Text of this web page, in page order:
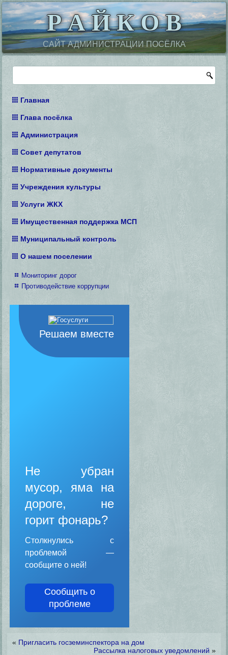
Р А Й К О В
САЙТ АДМИНИСТРАЦИИ ПОСЁЛКА
Главная
Глава посёлка
Администрация
Совет депутатов
Нормативные документы
Учреждения культуры
Услуги ЖКХ
Имущественная поддержка МСП
Муниципальный контроль
О нашем поселении
Мониторинг дорог
Противодействие коррупции
Решаем вместе
Не убран
мусор, яма на
дороге, не
горит фонарь?
Столкнулись с
проблемой —
сообщите о ней!
Сообщить о
проблеме
« Пригласить госземинспектора на дом
Рассылка налоговых уведомлений »